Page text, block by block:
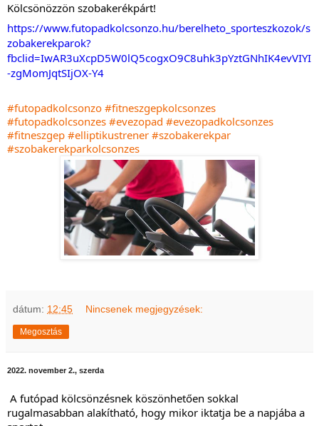
Kölcsönözzön szobakerékpárt!
https://www.futopadkolcsonzo.hu/berelheto_sporteszkozok/s
zobakerekparok?
fbclid=IwAR3uXcpD5W0lQ5cogxO9C8uhk3pYztGNhIK4evVIYI
-zgMomJqtSIjOX-Y4
#futopadkolcsonzo #fitneszgepkolcsonzes
#futopadkolcsonzes #evezopad #evezopadkolcsonzes
#fitneszgep #elliptikustrener #szobakerekpar
#szobakerekparkolcsonzes
dátum: 12:45 Nincsenek megjegyzések:
Megosztás
2022. november 2., szerda
A futópad kölcsönzésnek köszönhetően sokkal
rugalmasabban alakítható, hogy mikor iktatja be a napjába a